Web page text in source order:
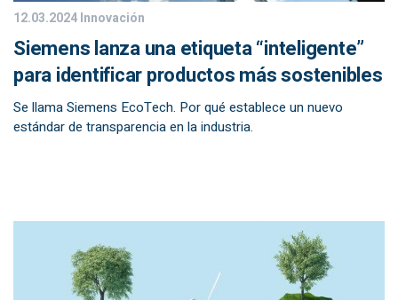
12.03.2024Innovación
Siemens lanza una etiqueta “inteligente”
para identificar productos más sostenibles
Se llama Siemens EcoTech. Por qué establece un nuevo
estándar de transparencia en la industria.